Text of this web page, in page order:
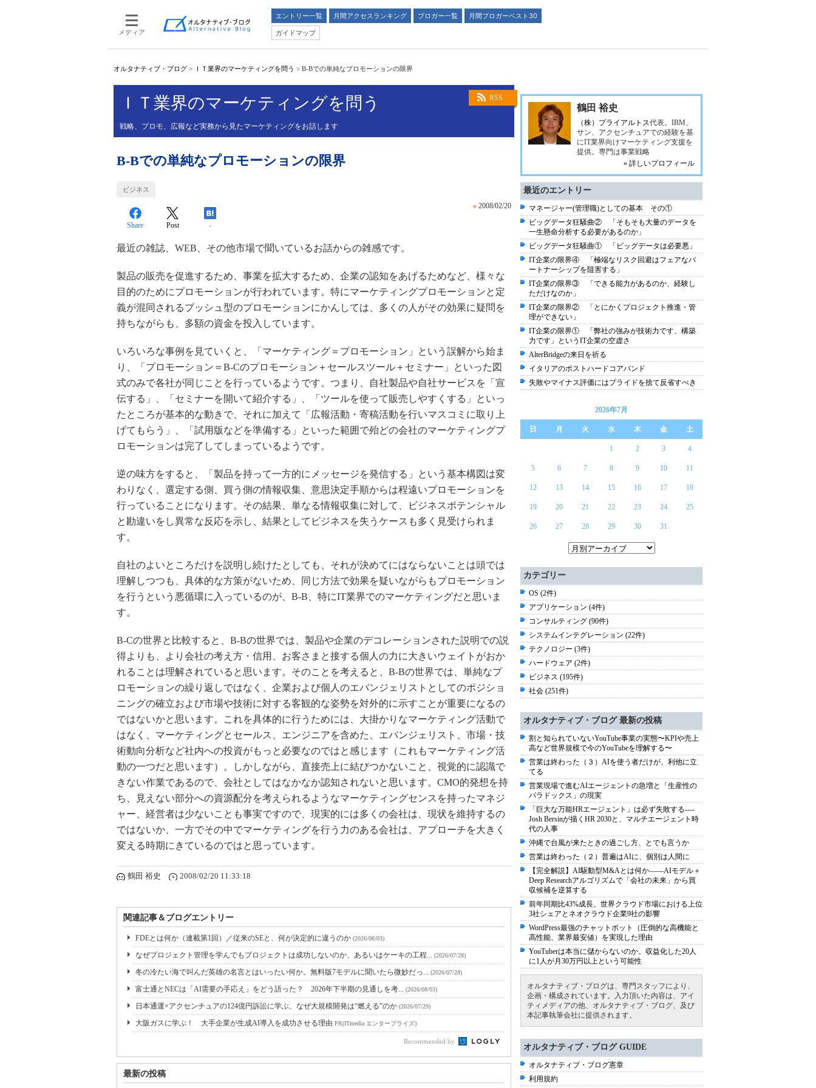
メディア
エントリー一覧 月間アクセスランキング ブロガー一覧
月間ブロガーベスト30
ガイドマップ
オルタナティブ・ブログ > ＩＴ業界のマーケティングを問う > B-Bでの単純なプロモーションの限界
RSS
ＩＴ業界のマーケティングを問う
戦略、プロモ、広報など実務から見たマーケティングをお話します
B-Bでの単純なプロモーションの限界
ビジネス
» 2008/02/20
Share Post -
最近の雑誌、WEB、その他市場で聞いているお話からの雑感です。
製品の販売を促進するため、事業を拡大するため、企業の認知をあげるためなど、様々な
目的のためにプロモーションが行われています。特にマーケティングプロモーションと定
義が混同されるプッシュ型のプロモーションにかんしては、多くの人がその効果に疑問を
持ちながらも、多額の資金を投入しています。
いろいろな事例を見ていくと、「マーケティング＝プロモーション」という誤解から始ま
り、「プロモーション＝B-Cのプロモーション＋セールスツール＋セミナー」といった図
式のみで各社が同じことを行っているようです。つまり、自社製品や自社サービスを「宣
伝する」、「セミナーを開いて紹介する」、「ツールを使って販売しやすくする」といっ
たところが基本的な動きで、それに加えて「広報活動・寄稿活動を行いマスコミに取り上
げてもらう」、「試用版などを準備する」といった範囲で殆どの会社のマーケティングプ
ロモーションは完了してしまっているようです。
逆の味方をすると、「製品を持って一方的にメッセージを発信する」という基本構図は変
わりなく、選定する側、買う側の情報収集、意思決定手順からは程遠いプロモーションを
行っていることになります。その結果、単なる情報収集に対して、ビジネスポテンシャル
と勘違いをし異常な反応を示し、結果としてビジネスを失うケースも多く見受けられま
す。
自社のよいところだけを説明し続けたとしても、それが決めてにはならないことは頭では
理解しつつも、具体的な方策がないため、同じ方法で効果を疑いながらもプロモーション
を行うという悪循環に入っているのが、B-B、特にIT業界でのマーケティングだと思いま
す。
B-Cの世界と比較すると、B-Bの世界では、製品や企業のデコレーションされた説明での説
得よりも、より会社の考え方・信用、お客さまと接する個人の力に大きいウェイトがおか
れることは理解されていると思います。そのことを考えると、B-Bの世界では、単純なプ
ロモーションの繰り返しではなく、企業および個人のエバンジェリストとしてのポジショ
ニングの確立および市場や技術に対する客観的な姿勢を対外的に示すことが重要になるの
ではないかと思います。これを具体的に行うためには、大掛かりなマーケティング活動で
はなく、マーケティングとセールス、エンジニアを含めた、エバンジェリスト、市場・技
術動向分析など社内への投資がもっと必要なのではと感じます（これもマーケティング活
動の一つだと思います）。しかしながら、直接売上に結びつかないこと、視覚的に認識で
きない作業であるので、会社としてはなかなか認知されないと思います。CMO的発想を持
ち、見えない部分への資源配分を考えられるようなマーケティングセンスを持ったマネジ
ャー、経営者は少ないことも事実ですので、現実的には多くの会社は、現状を維持するの
ではないか、一方でその中でマーケティングを行う力のある会社は、アプローチを大きく
変える時期にきているのではと思っています。
鶴田 裕史 2008/02/20 11:33:18
関連記事＆ブログエントリー
FDEとは何か（連載第1回）／従来のSEと、何が決定的に違うのか (2026/08/03)
なぜプロジェクト管理を学んでもプロジェクトは成功しないのか、あるいはケーキの工程... (2026/07/28)
冬の冷たい海で叫んだ英雄の名言とはいったい何か。無料版7モデルに聞いたら微妙だっ... (2026/07/28)
富士通とNECは「AI需要の手応え」をどう語った？ 2026年下半期の見通しを考... (2026/08/03)
日本通運×アクセンチュアの124億円訴訟に学ぶ、なぜ大規模開発は“燃える”のか (2026/07/29)
大阪ガスに学ぶ！ 大手企業が生成AI導入を成功させる理由 PR(ITmedia エンタープライズ)
Recommended by
最新の投稿
鶴田 裕史
（株）プライアルトス代表。IBM、
サン、アクセンチュアでの経験を基
にIT業界向けマーケティング支援を
提供。専門は事業戦略
» 詳しいプロフィール
最近のエントリー
マネージャー(管理職)としての基本 その①
ビッグデータ狂騒曲② 「そもそも大量のデータを
一生懸命分析する必要があるのか」
ビッグデータ狂騒曲① 「ビッグデータは必要悪」
IT企業の限界④ 「極端なリスク回避はフェアなパ
ートナーシップを阻害する」
IT企業の限界③ 「できる能力があるのか、経験し
ただけなのか」
IT企業の限界② 「とにかくプロジェクト推進・管
理ができない」
IT企業の限界① 「弊社の強みが技術力です、構築
力です」というIT企業の空虚さ
AlterBridgeの来日を祈る
イタリアのポストハードコアバンド
失敗やマイナス評価にはプライドを捨て反省すべき
2026年7月
日 月 火 水 木 金 土
1 2 3 4
5 6 7 8 9 10 11
12 13 14 15 16 17 18
19 20 21 22 23 24 25
26 27 28 29 30 31
カテゴリー
OS (2件)
アプリケーション (4件)
コンサルティング (90件)
システムインテグレーション (22件)
テクノロジー (3件)
ハードウェア (2件)
ビジネス (195件)
社会 (251件)
オルタナティブ・ブログ 最新の投稿
割と知られていないYouTube事業の実態〜KPIや売上
高など世界規模で今のYouTubeを理解する〜
営業は終わった（３）AIを使う者だけが、利他に立
てる
営業現場で進むAIエージェントの急増と「生産性の
パラドックス」の現実
「巨大な万能HRエージェント」は必ず失敗する----
Josh Bersinが描くHR 2030と、マルチエージェント時
代の人事
沖縄で台風が来たときの過ごし方、とでも言うか
営業は終わった（２）普遍はAIに、個別は人間に
【完全解説】AI駆動型M&Aとは何か――AIモデル＋
Deep Researchアルゴリズムで「会社の未来」から買
収候補を逆算する
前年同期比43%成長、世界クラウド市場における上位
3社シェアとネオクラウド企業9社の影響
WordPress最強のチャットボット（圧倒的な高機能と
高性能、業界最安値）を実現した理由
YouTuberは本当に儲からないのか。収益化した20人
に1人が月30万円以上という可能性
オルタナティブ・ブログは、専門スタッフにより、
企画・構成されています。入力頂いた内容は、アイ
ティメディアの他、オルタナティブ・ブログ、及び
本記事執筆会社に提供されます。
オルタナティブ・ブログ GUIDE
オルタナティブ・ブログ憲章
利用規約